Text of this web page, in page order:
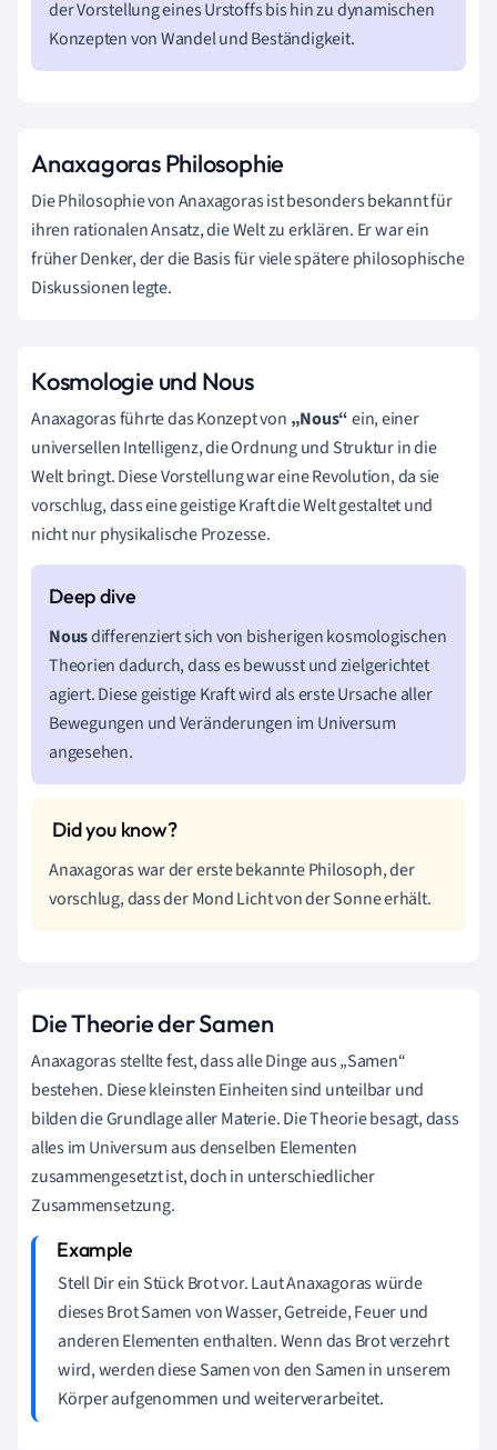
der Vorstellung eines Urstoffs bis hin zu dynamischen
Konzepten von Wandel und Beständigkeit.
Anaxagoras Philosophie
Die Philosophie von Anaxagoras ist besonders bekannt für
ihren rationalen Ansatz, die Welt zu erklären. Er war ein
früher Denker, der die Basis für viele spätere philosophische
Diskussionen legte.
Kosmologie und Nous
Anaxagoras führte das Konzept von „Nous“ein, einer
universellen Intelligenz, die Ordnung und Struktur in die
Welt bringt. Diese Vorstellung war eine Revolution, da sie
vorschlug, dass eine geistige Kraft die Welt gestaltet und
nicht nur physikalische Prozesse.
Nousdifferenziert sich von bisherigen kosmologischen
Theorien dadurch, dass es bewusst und zielgerichtet
agiert. Diese geistige Kraft wird als erste Ursache aller
Bewegungen und Veränderungen im Universum
angesehen.
Anaxagoras war der erste bekannte Philosoph, der
vorschlug, dass der Mond Licht von der Sonne erhält.
Die Theorie der Samen
Anaxagoras stellte fest, dass alle Dinge aus „Samen“
bestehen. Diese kleinsten Einheiten sind unteilbar und
bilden die Grundlage aller Materie. Die Theorie besagt, dass
alles im Universum aus denselben Elementen
zusammengesetzt ist, doch in unterschiedlicher
Zusammensetzung.
Stell Dir ein Stück Brot vor. Laut Anaxagoras würde
dieses Brot Samen von Wasser, Getreide, Feuer und
anderen Elementen enthalten. Wenn das Brot verzehrt
wird, werden diese Samen von den Samen in unserem
Körper aufgenommen und weiterverarbeitet.